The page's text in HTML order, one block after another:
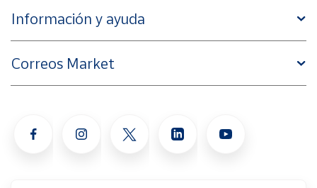
Información y ayuda
Correos Market